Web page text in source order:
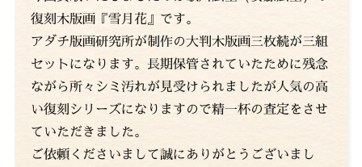
復刻木版画『雪月花』です。
アダチ版画研究所が制作の大判木版画三枚続が三組
セットになります。長期保管されていたために残念
ながら所々シミ汚れが見受けられましたが人気の高
い復刻シリーズになりますので精一杯の査定をさせ
ていただきました。
ご依頼くださいまして誠にありがとうございまし